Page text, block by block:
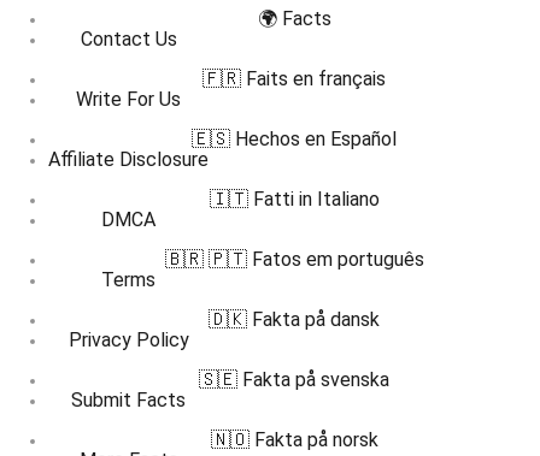
Contact Us
Write For Us
Affiliate Disclosure
DMCA
Terms
Privacy Policy
Submit Facts
🌍 Facts
🇫🇷 Faits en français
🇪🇸 Hechos en Español
🇮🇹 Fatti in Italiano
🇧🇷 🇵🇹 Fatos em português
🇩🇰 Fakta på dansk
🇸🇪 Fakta på svenska
🇳🇴 Fakta på norsk